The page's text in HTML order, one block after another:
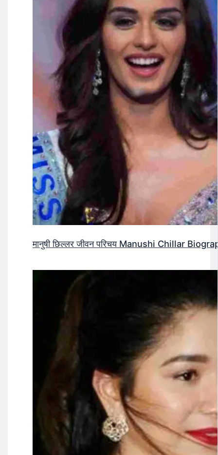
मानुषी छिल्लर जीवन परिचय Manushi Chillar